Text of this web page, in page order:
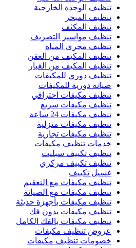
تنظيف الوحدة الخارجية
تنظيف المبخر
تنظيف المكثف
تنظيف مواسير التصريف
تنظيف مجرى المياه
تنظيف المكيف من العفن
تنظيف المكيف من الغبار
تنظيف دوري للمكيفات
صيانة دورية للمكيفات
تنظيف مكيفات احترافي
تنظيف مكيفات سريع
تنظيف مكيفات 24 ساعة
تنظيف مكيفات منزلية
تنظيف مكيفات تجارية
خدمات تنظيف مكيفات
تنظيف تكييف سبليت
تنظيف تكييف مركزي
غسيل تكييف
تنظيف مكيفات مع التعقيم
تنظيف مكيفات مع الصيانة
تنظيف مكيفات بأجهزة حديثة
تنظيف مكيفات بدون فك
تنظيف مكيفات بالفك الكامل
عروض تنظيف مكيفات
خصومات تنظيف مكيفات